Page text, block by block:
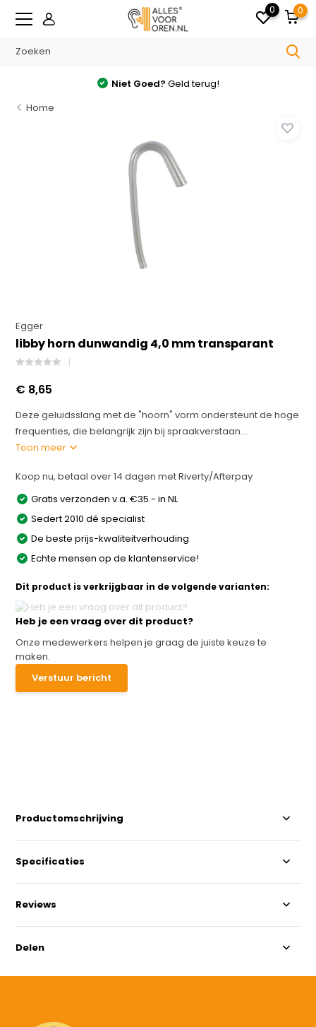
0 0
Niet Goed? Geld terug!
Home
Egger
libby horn dunwandig 4,0 mm transparant
€ 8,65
Deze geluidsslang met de "hoorn" vorm ondersteunt de hoge
frequenties, die belangrijk zijn bij spraakverstaan....
Toon meer
Koop nu, betaal over 14 dagen met Riverty/Afterpay
Gratis verzonden v.a. €35.- in NL
Sedert 2010 dé specialist
De beste prijs-kwaliteitverhouding
Echte mensen op de klantenservice!
Dit product is verkrijgbaar in de volgende varianten:
Heb je een vraag over dit product?
Onze medewerkers helpen je graag de juiste keuze te
maken.
Verstuur bericht
Productomschrijving
Specificaties
Reviews
Delen